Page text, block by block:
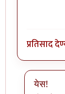
प्रतिसाद
येस!